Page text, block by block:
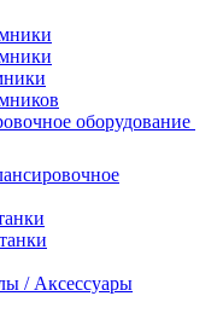
оборудование
/ Аксессуары